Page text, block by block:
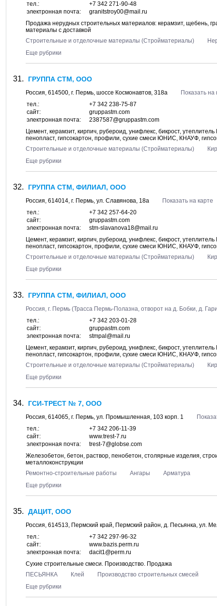
тел.:
+7 342 271-90-48
электронная почта:
granitstroy00@mail.ru
Продажа нерудных строительных материалов: керамзит, щебень,
материалы с доставкой
Строительные и отделочные материалы (Стройматериалы)
Еще рубрики
ГРУППА СТМ, ООО
Россия, 614500, г. Пермь, шоссе Космонавтов, 318а
Показать на
тел.:
+7 342 238-75-87
сайт:
gruppastm.com
электронная почта:
2387587@gruppastm.com
Цемент, керамзит, кирпич, рубероид, унифлекс, бикрост,
пенопласт, гипсокартон, профили, сухие смеси ЮНИС, КНАУФ,
Строительные и отделочные материалы (Стройматериалы)
Еще рубрики
ГРУППА СТМ, ФИЛИАЛ, ООО
Россия, 614014, г. Пермь, ул. Славянова, 18а
Показать на карте
тел.:
+7 342 257-64-20
сайт:
gruppastm.com
электронная почта:
stm-slavanova18@mail.ru
Цемент, керамзит, кирпич, рубероид, унифлекс, бикрост,
пенопласт, гипсокартон, профили, сухие смеси ЮНИС, КНАУФ,
Строительные и отделочные материалы (Стройматериалы)
Еще рубрики
ГРУППА СТМ, ФИЛИАЛ, ООО
Россия, г. Пермь (Трасса Пермь-Полазна, отворот на д. Бобки, д.
тел.:
+7 342 203-01-28
сайт:
gruppastm.com
электронная почта:
stmpal@mail.ru
Цемент, керамзит, кирпич, рубероид, унифлекс, бикрост,
пенопласт, гипсокартон, профили, сухие смеси ЮНИС, КНАУФ,
Строительные и отделочные материалы (Стройматериалы)
Еще рубрики
ГСИ-ТРЕСТ № 7, ООО
Россия, 614065, г. Пермь, ул. Промышленная, 103 корп. 1
тел.:
+7 342 206-11-39
сайт:
www.trest-7.ru
электронная почта:
trest-7@globse.com
Железобетон, бетон, раствор, пенобетон, столярные изделия,
металлоконструкции
Ремонтно-строительные работы
Ангары
Арматура
Еще рубрики
ДАЦИТ, ООО
Россия, 614513, Пермский край, Пермский район, д. Песьянка, ул.
тел.:
+7 342 297-96-32
сайт:
www.bazis.perm.ru
электронная почта:
dacit1@perm.ru
Сухие строительные смеси. Производство. Продажа
ПЕСЬЯНКА
Клей
Производство строительных смесей
Еще рубрики